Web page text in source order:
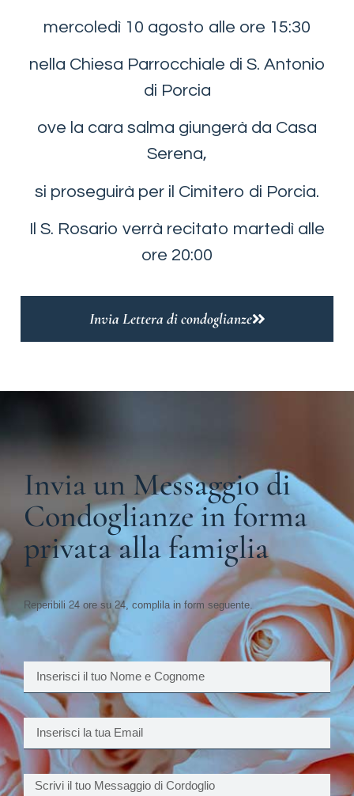
mercoledì 10 agosto alle ore 15:30
nella Chiesa Parrocchiale di S. Antonio
di Porcia
ove la cara salma giungerà da Casa
Serena,
si proseguirà per il Cimitero di Porcia.
Il S. Rosario verrà recitato martedì alle
ore 20:00
Invia Lettera di condoglianze
Invia un Messaggio di
Condoglianze in forma
privata alla famiglia
Reperibili 24 ore su 24, complila in form seguente.